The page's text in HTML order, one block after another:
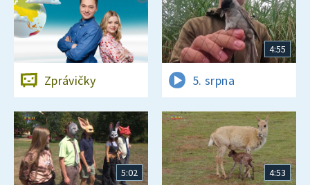
Zprávičky
4:55
5. srpna
5:02 4:53